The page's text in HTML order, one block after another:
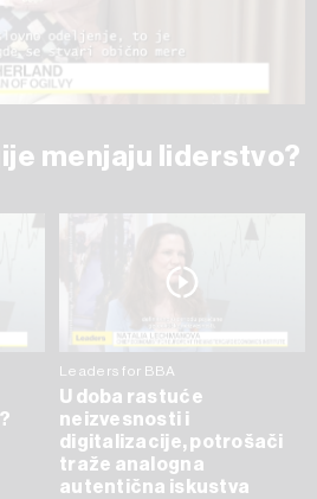
posledica.
menjaju liderstvo?
Leaders for BBA
U doba rastuće
neizvesnosti i
digitalizacije, potrošači
traže analogna
autentična iskustva